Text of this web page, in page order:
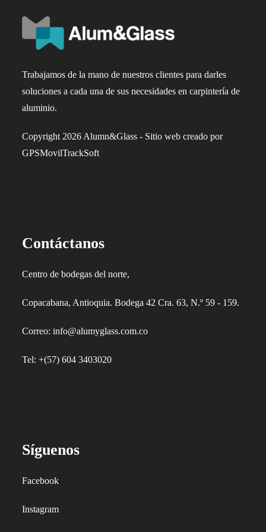
Trabajamos de la mano de nuestros clientes para darles
soluciones a cada una de sus necesidades en carpintería de
aluminio.
Copyright 2026 Alumn&Glass - Sitio web creado por
GPSMovilTrackSoft
Contáctanos
Centro de bodegas del norte,
Copacabana, Antioquia. Bodega 42 Cra. 63, N.º 59 - 159.
Correo: info@alumyglass.com.co
Tel: +(57) 604 3403020
Síguenos
Facebook
Instagram